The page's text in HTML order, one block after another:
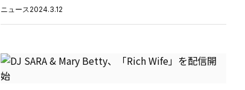
ニュース2024.3.12